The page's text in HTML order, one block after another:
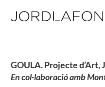
GOULA. Projecte d’Art,
En col·laboració amb